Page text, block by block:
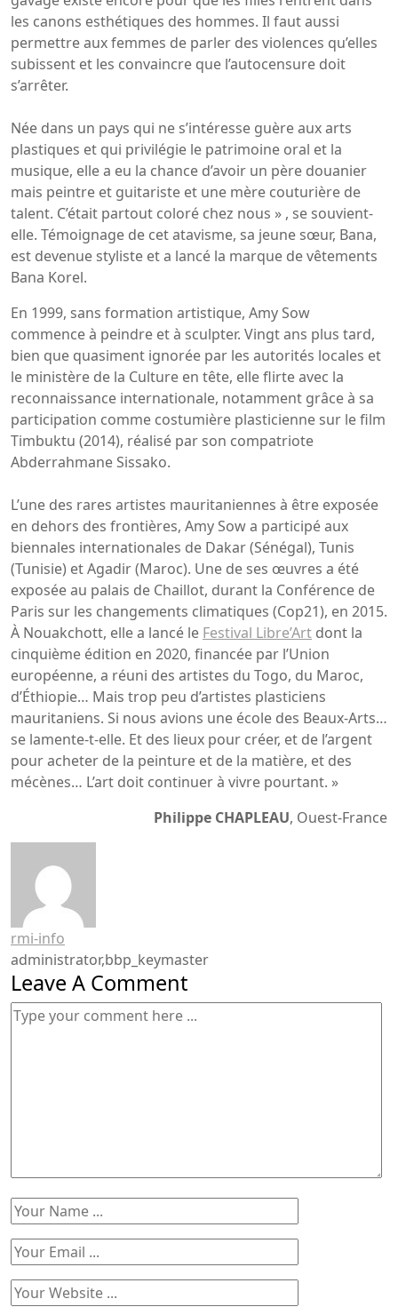
les canons esthétiques des hommes. Il faut aussi
permettre aux femmes de parler des violences qu’elles
subissent et les convaincre que l’autocensure doit
s’arrêter.​
Née dans un pays qui ne s’intéresse guère aux arts
plastiques et qui privilégie le patrimoine oral et la
musique, elle a eu la chance d’avoir un père douanier
mais peintre et guitariste et une mère couturière de
talent. C’était partout coloré chez nous » ​, se souvient-
elle. Témoignage de cet atavisme, sa jeune sœur, Bana,
est devenue styliste et a lancé la marque de vêtements
Bana Korel.
En 1999, sans formation artistique, Amy Sow
commence à peindre et à sculpter. Vingt ans plus tard,
bien que quasiment ignorée par les autorités locales et
le ministère de la Culture en tête, elle flirte avec la
reconnaissance internationale, notamment grâce à sa
participation comme costumière plasticienne sur le film
Timbuktu (2014), réalisé par son compatriote
Abderrahmane Sissako.
L’une des rares artistes mauritaniennes à être exposée
en dehors des frontières, Amy Sow a participé aux
biennales internationales de Dakar (Sénégal), Tunis
(Tunisie) et Agadir (Maroc). Une de ses œuvres a été
exposée au palais de Chaillot, durant la Conférence de
Paris sur les changements climatiques (Cop21), en 2015.
À Nouakchott, elle a lancé le Festival Libre’Art dont la
cinquième édition en 2020, financée par l’Union
européenne, a réuni des artistes du Togo, du Maroc,
d’Éthiopie… Mais trop peu d’artistes plasticiens
mauritaniens. Si nous avions une école des Beaux-Arts…
se lamente-t-elle. Et des lieux pour créer, et de l’argent
pour acheter de la peinture et de la matière, et des
mécènes… L’art doit continuer à vivre pourtant.​ »
Philippe CHAPLEAU, Ouest-France
rmi-info
administrator,bbp_keymaster
Leave A Comment